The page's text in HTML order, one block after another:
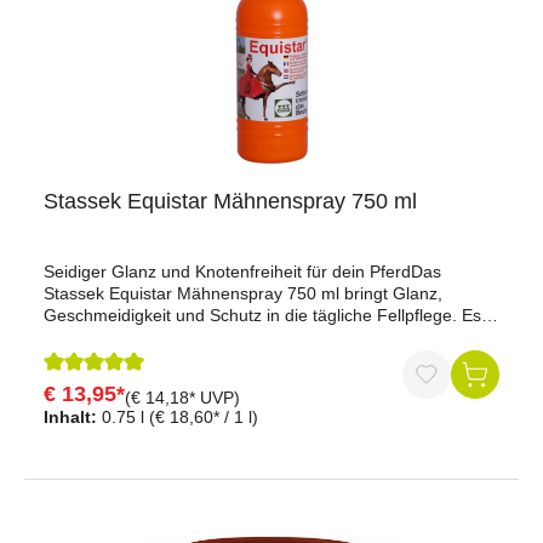
Stassek Equistar Mähnenspray 750 ml
Seidiger Glanz und Knotenfreiheit für dein PferdDas
Stassek Equistar Mähnenspray 750 ml bringt Glanz,
Geschmeidigkeit und Schutz in die tägliche Fellpflege. Es
zuverlässig knotenfrei und schützt die natürliche Haut- und
Haarflora. Selbst empfindliche Pferde profitieren von der
milden, hautfreundlichen Formel. Das Spray ist staub- und
schmutzabweisend, absolut ungiftig und pH-neutral – für
empfindliche Pferde geeignetStaub- und
Durchschnittliche Bewertung von 5 von 5 Sternen
Inhalt: 0.75 l (€ 18,60* / 1 l)
€ 13,95*(€ 14,18* UVP)